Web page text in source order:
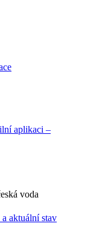
aplikaci –
aktuální stav